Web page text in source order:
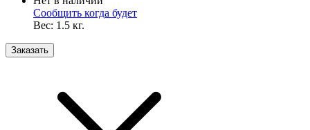
Сообщить когда будет
Вес: 1.5 кг.
Заказать